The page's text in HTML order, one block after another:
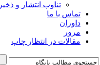
تناوب انتشار و
تماس با ما
داوران
مرور
مقالات در انتظار چاپ